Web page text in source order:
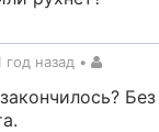
год назад •